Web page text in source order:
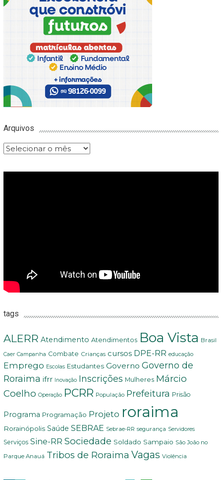
Arquivos
Arquivos
tags
ALERR Atendimento Atendimentos Boa Vista Brasil
Caer Campanha Combate Crianças cursos DPE-RR educação
Emprego Escolas Estudantes Governo Governo de
Roraima ifrr Inovação Inscrições Mulheres Márcio
Coelho Operação PCRR População Prefeitura Prisão
Programa Programação Projeto roraima
Rorainópolis Saúde SEBRAE Sebrae-RR segurança Servidores
Serviços Sine-RR Sociedade Soldado Sampaio São João no
Parque Anauá Tribos de Roraima Vagas Violência